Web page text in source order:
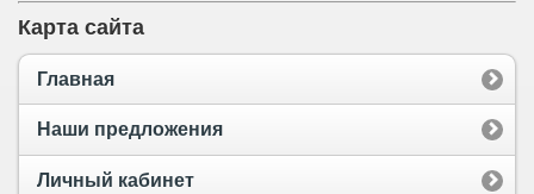
Карта сайта
Главная
Наши предложения
Личный кабинет